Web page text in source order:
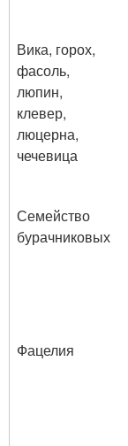
Вика, горох,
фасоль,
люпин,
клевер,
люцерна,
чечевица
Семейство
бурачниковых
Фацелия